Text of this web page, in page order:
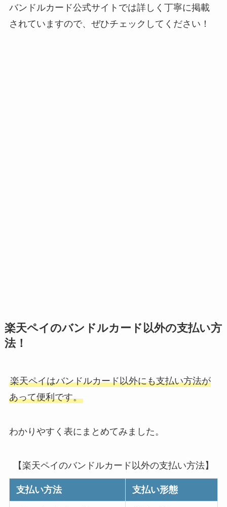
バンドルカード公式サイトでは詳しく丁寧に掲載
されていますので、ぜひチェックしてください！
楽天ペイのバンドルカード以外の支払い方
法！
楽天ペイはバンドルカード以外にも支払い方法が
あって便利です。
わかりやすく表にまとめてみました。
【楽天ペイのバンドルカード以外の支払い方法】
支払い方法 支払い形態